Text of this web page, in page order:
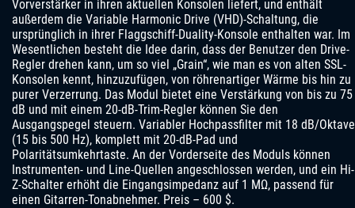
Vorverstärker in ihren aktuellen Konsolen liefert, und enthält
außerdem die Variable Harmonic Drive (VHD)-Schaltung, die
ursprünglich in ihrer Flaggschiff-Duality-Konsole enthalten war. Im
Wesentlichen besteht die Idee darin, dass der Benutzer den Drive-
Regler drehen kann, um so viel „Grain“, wie man es von alten SSL-
Konsolen kennt, hinzuzufügen, von röhrenartiger Wärme bis hin zu
purer Verzerrung. Das Modul bietet eine Verstärkung von bis zu 75
dB und mit einem 20-dB-Trim-Regler können Sie den
Ausgangspegel steuern. Variabler Hochpassfilter mit 18 dB/Oktave
(15 bis 500 Hz), komplett mit 20-dB-Pad und
Polaritätsumkehrtaste. An der Vorderseite des Moduls können
Instrumenten- und Line-Quellen angeschlossen werden, und ein Hi-
Z-Schalter erhöht die Eingangsimpedanz auf 1 MΩ, passend für
einen Gitarren-Tonabnehmer. Preis – 600 $.